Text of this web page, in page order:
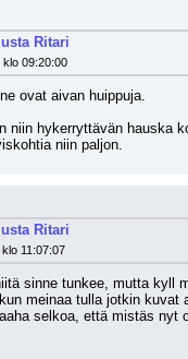
Ritari
klo 09:20:00
ovat aivan huippuja.
niin hykerryttävän hauska
niin paljon.
Ritari
11:07:07
sinne tunkee, mutta kyll
meinaa tulla jotkin kuvat
selkoa, että mistäs nyt